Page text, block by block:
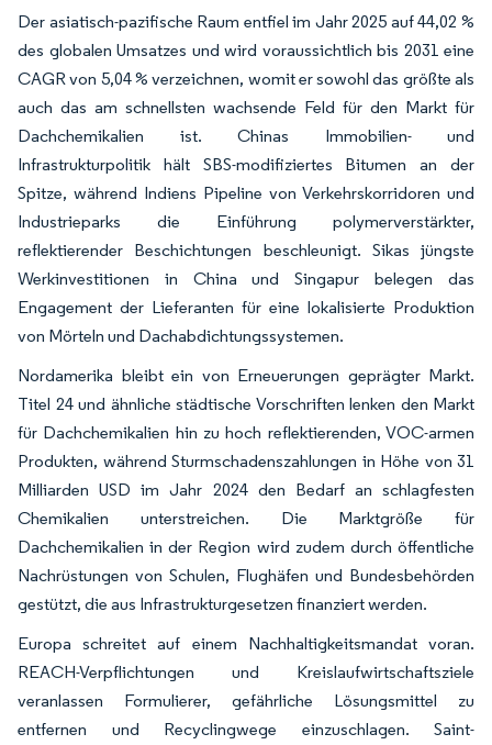
Der asiatisch-pazifische Raum entfiel im Jahr 2025 auf 44,02 %
des globalen Umsatzes und wird voraussichtlich bis 2031 eine
CAGR von 5,04 % verzeichnen, womit er sowohl das größte als
auch das am schnellsten wachsende Feld für den Markt für
Dachchemikalien ist. Chinas Immobilien- und
Infrastrukturpolitik hält SBS-modifiziertes Bitumen an der
Spitze, während Indiens Pipeline von Verkehrskorridoren und
Industrieparks die Einführung polymerverstärkter,
reflektierender Beschichtungen beschleunigt. Sikas jüngste
Werkinvestitionen in China und Singapur belegen das
Engagement der Lieferanten für eine lokalisierte Produktion
von Mörteln und Dachabdichtungssystemen.
Nordamerika bleibt ein von Erneuerungen geprägter Markt.
Titel 24 und ähnliche städtische Vorschriften lenken den Markt
für Dachchemikalien hin zu hoch reflektierenden, VOC-armen
Produkten, während Sturmschadenszahlungen in Höhe von 31
Milliarden USD im Jahr 2024 den Bedarf an schlagfesten
Chemikalien unterstreichen. Die Marktgröße für
Dachchemikalien in der Region wird zudem durch öffentliche
Nachrüstungen von Schulen, Flughäfen und Bundesbehörden
gestützt, die aus Infrastrukturgesetzen finanziert werden.
Europa schreitet auf einem Nachhaltigkeitsmandat voran.
REACH-Verpflichtungen und Kreislaufwirtschaftsziele
veranlassen Formulierer, gefährliche Lösungsmittel zu
entfernen und Recyclingwege einzuschlagen. Saint-